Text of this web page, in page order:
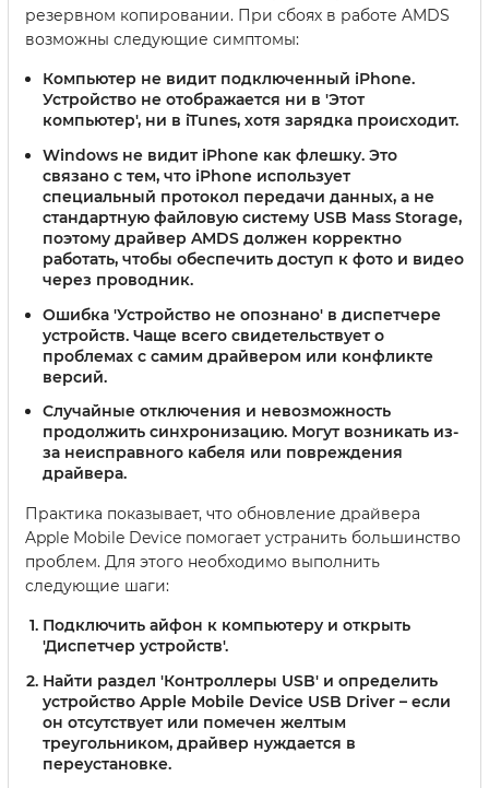
резервном копировании. При сбоях в работе AMDS
возможны следующие симптомы:
Компьютер не видит подключенный iPhone.
Устройство не отображается ни в 'Этот
компьютер', ни в iTunes, хотя зарядка происходит.
Windows не видит iPhone как флешку. Это
связано с тем, что iPhone использует
специальный протокол передачи данных, а не
стандартную файловую систему USB Mass Storage,
поэтому драйвер AMDS должен корректно
работать, чтобы обеспечить доступ к фото и видео
через проводник.
Ошибка 'Устройство не опознано' в диспетчере
устройств. Чаще всего свидетельствует о
проблемах с самим драйвером или конфликте
версий.
Случайные отключения и невозможность
продолжить синхронизацию. Могут возникать из-
за неисправного кабеля или повреждения
драйвера.
Практика показывает, что обновление драйвера
Apple Mobile Device помогает устранить большинство
проблем. Для этого необходимо выполнить
следующие шаги:
Подключить айфон к компьютеру и открыть
'Диспетчер устройств'.
Найти раздел 'Контроллеры USB' и определить
устройство Apple Mobile Device USB Driver – если
он отсутствует или помечен желтым
треугольником, драйвер нуждается в
переустановке.